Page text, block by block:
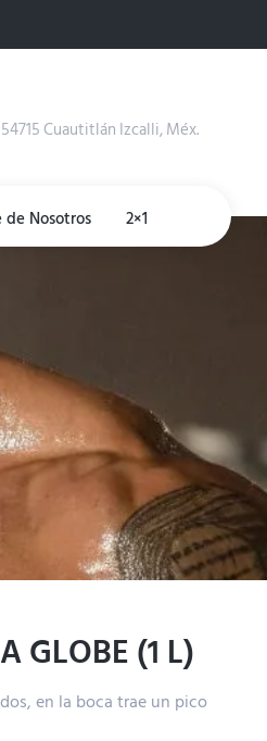
Cuautitlán Izcalli, Méx.
de Nosotros 2×1
GLOBE (1 L)
en la boca trae un pico